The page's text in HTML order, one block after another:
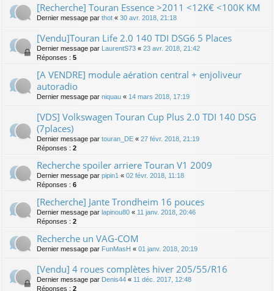
[Recherche] Touran Essence >2011 <12K€ <100K KM
Dernier message par thot « 30 avr. 2018, 21:18
[Vendu]Touran Life 2.0 140 TDI DSG6 5 Places
Dernier message par LaurentS73 « 23 avr. 2018, 21:42
Réponses : 5
[A VENDRE] module aération central + enjoliveur
autoradio
Dernier message par niquau « 14 mars 2018, 17:19
[VDS] Volkswagen Touran Cup Plus 2.0 TDI 140 DSG
(7places)
Dernier message par touran_DE « 27 févr. 2018, 21:19
Réponses : 2
Recherche spoiler arriere Touran V1 2009
Dernier message par pipin1 « 02 févr. 2018, 11:18
Réponses : 6
[Recherche] Jante Trondheim 16 pouces
Dernier message par lapinou80 « 11 janv. 2018, 20:46
Réponses : 2
Recherche un VAG-COM
Dernier message par FunMasH « 01 janv. 2018, 20:19
[Vendu] 4 roues complètes hiver 205/55/R16
Dernier message par Denis44 « 11 déc. 2017, 12:48
Réponses : 2